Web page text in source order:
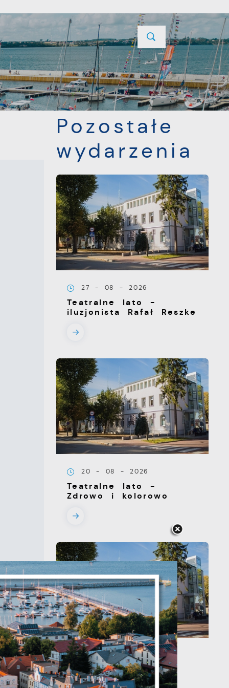
PROJEKTY UNIJNE KONTAKT
POPRZEDNI NASTĘPNY
Pozostałe
wydarzenia
27 - 08 - 2026
Teatralne lato -
iluzjonista Rafał Reszke
20 - 08 - 2026
Teatralne lato -
Zdrowo i kolorowo
13 - 08 - 2026
Teatralne lato -
Roszpunka